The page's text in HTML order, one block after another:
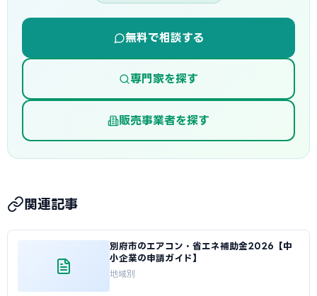
無料で相談する
専門家を探す
販売事業者を探す
関連記事
別府市のエアコン・省エネ補助金2026【中
小企業の申請ガイド】
地域別